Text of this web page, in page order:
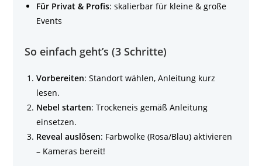
Für Privat & Profis: skalierbar für kleine & große
Events
So einfach geht’s (3 Schritte)
Vorbereiten: Standort wählen, Anleitung kurz
lesen.
Nebel starten: Trockeneis gemäß Anleitung
einsetzen.
Reveal auslösen: Farbwolke (Rosa/Blau) aktivieren
– Kameras bereit!